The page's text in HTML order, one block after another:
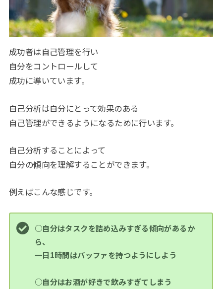
成功者は自己管理を行い
自分をコントロールして
成功に導いています。
自己分析は自分にとって効果のある
自己管理ができるようになるために行います。
自己分析することによって
自分の傾向を理解することができます。
例えばこんな感じです。
○自分はタスクを詰め込みすぎる傾向があるか
ら、
一日1時間はバッファを持つようにしよう
○自分はお酒が好きで飲みすぎてしまう